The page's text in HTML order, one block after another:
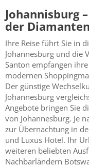
Johannisburg
der Diamanten
Ihre Reise führt Sie in
Johannesburg und die
Santon empfangen
modernen
Der günstige
Johannesburg
Angebote bringen Sie
von Johannesburg. Je
zur Übernachtung in
und Luxus Hotel. Ihr
weiteren beliebten
Nachbarländern